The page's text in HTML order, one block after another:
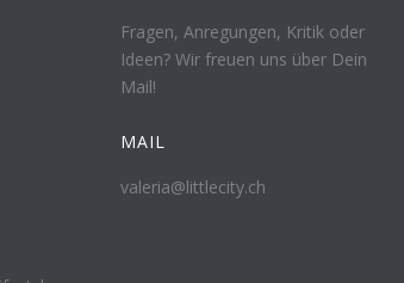
Fragen, Anregungen, Kritik oder
Ideen? Wir freuen uns über Dein
Mail!
MAIL
valeria@littlecity.ch